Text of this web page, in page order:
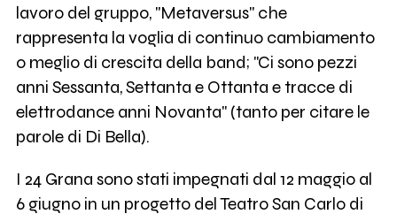
lavoro del gruppo, "Metaversus" che
rappresenta la voglia di continuo cambiamento
o meglio di crescita della band; "Ci sono pezzi
anni Sessanta, Settanta e Ottanta e tracce di
elettrodance anni Novanta" (tanto per citare le
parole di Di Bella).
I 24 Grana sono stati impegnati dal 12 maggio al
6 giugno in un progetto del Teatro San Carlo di